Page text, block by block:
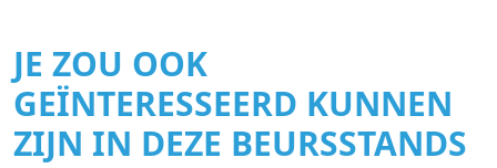
JE ZOU OOK
GEÏNTERESSEERD KUNNEN
ZIJN IN DEZE BEURSSTANDS